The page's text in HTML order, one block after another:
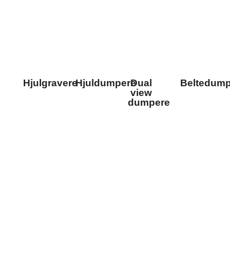
HjulgravereHjuldumpereDual
view
dumpere